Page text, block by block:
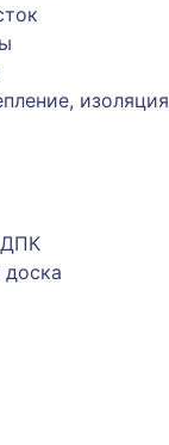
изоляция
доска